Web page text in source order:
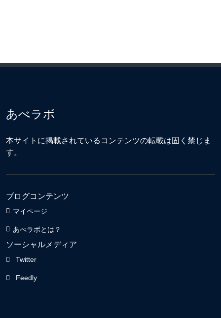
あべラボ
本サイトに掲載されているコンテンツの転載は固く禁じま
す。
ブログコンテンツ
マイページ
あべラボとは？
ソーシャルメディア
Twitter
Feedly